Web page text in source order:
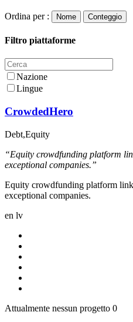
Ordina per : Nome Conteggio
Filtro piattaforme
Nazione
Lingue
CrowdedHero
Debt,Equity
“Equity crowdfunding platform
exceptional companies.”
Equity crowdfunding platform
exceptional companies.
en lv
Attualmente nessun progetto 0